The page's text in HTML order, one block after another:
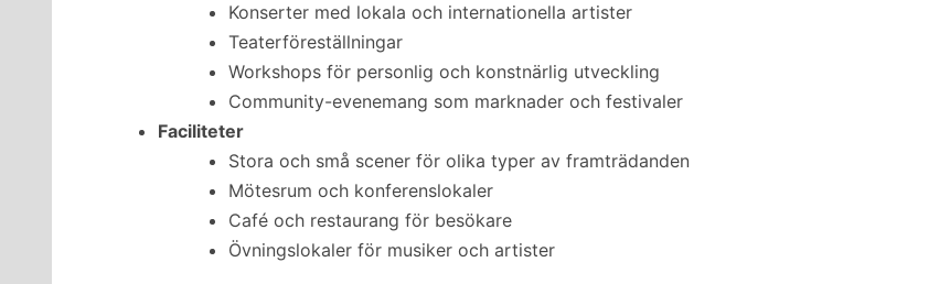
Konserter med lokala och internationella artister
Teaterföreställningar
Workshops för personlig och konstnärlig utveckling
Community-evenemang som marknader och festivaler
Faciliteter
Stora och små scener för olika typer av framträdanden
Mötesrum och konferenslokaler
Café och restaurang för besökare
Övningslokaler för musiker och artister